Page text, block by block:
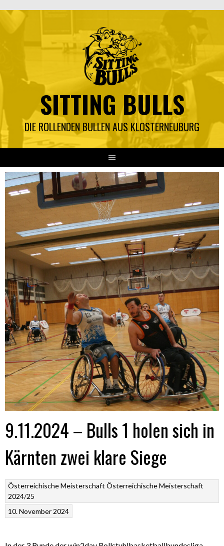
zum
Inhalt
SITTING BULLS
DIE ROLLENDEN BULLEN AUS KLOSTERNEUBURG
9.11.2024 – Bulls 1 holen sich in
Kärnten zwei klare Siege
Österreichische Meisterschaft Österreichische Meisterschaft
2024/25
10. November 2024